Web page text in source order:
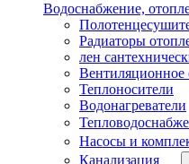
Водоснабжение,
Радиаторы
лен
Вентиляционное
Теплоносители
Водонагреватели
Насосы и
Канализация